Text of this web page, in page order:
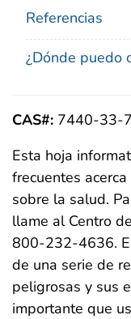
Referencias
¿Dónde puedo
CAS#: 7440-33-7
Esta hoja
frecuentes
sobre la salud.
llame al Centro
800-232-4636.
de una serie de
peligrosas y sus
importante que